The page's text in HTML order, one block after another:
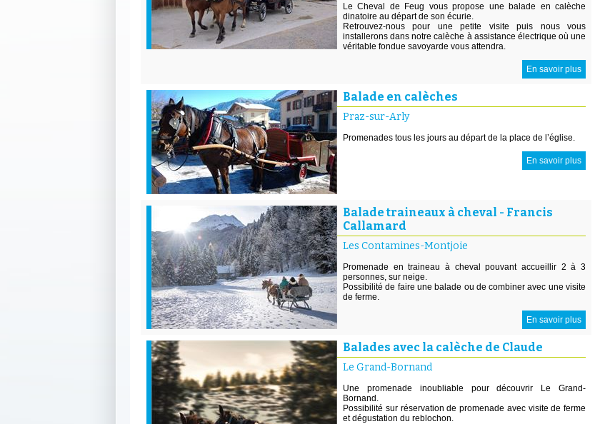
Le Cheval de Feug vous propose une balade en calèche
dinatoire au départ de son écurie.
Retrouvez-nous pour une petite visite puis nous vous
installerons dans notre calèche à assistance électrique où une
véritable fondue savoyarde vous attendra.
En savoir plus
Balade en calèches
Praz-sur-Arly
Promenades tous les jours au départ de la place de l’église.
En savoir plus
Balade traineaux à cheval - Francis
Callamard
Les Contamines-Montjoie
Promenade en traineau à cheval pouvant accueillir 2 à 3
personnes, sur neige.
Possibilité de faire une balade ou de combiner avec une visite
de ferme.
En savoir plus
Balades avec la calèche de Claude
Le Grand-Bornand
Une promenade inoubliable pour découvrir Le Grand-
Bornand.
Possibilité sur réservation de promenade avec visite de ferme
et dégustation du reblochon.